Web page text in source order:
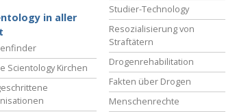
in aller
Scientology Kirchen
Studier-Technology
Resozialisierung von
Straftätern
Drogenrehabilitation
Fakten über Drogen
Menschenrechte